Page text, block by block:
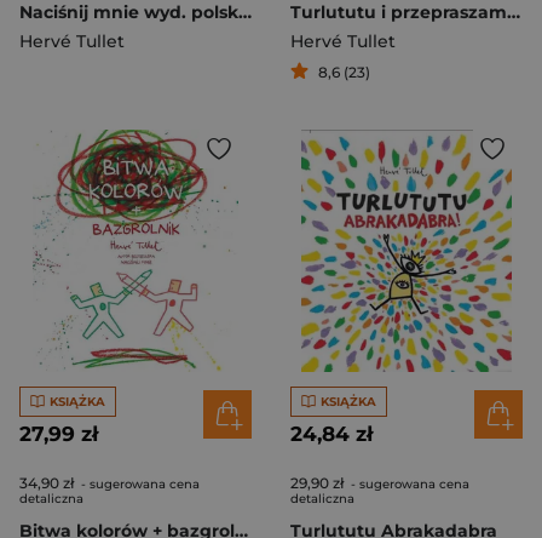
Naciśnij mnie wyd. polsko-francuskie
Hervé Tullet
Turlututu i przepraszam za pardą
Hervé Tullet
8,6 (23)
KSIĄŻKA
27,99 zł
34,90 zł - sugerowana cena
detaliczna
Bitwa kolorów + bazgrolnik
KSIĄŻKA
24,84 zł
29,90 zł - sugerowana cena
detaliczna
Turlututu Abrakadabra